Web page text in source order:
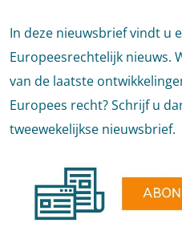
In deze nieuwsbrief vindt u
Europeesrechtelijk nieuws.
van de laatste
Europees recht? Schrijf u
tweewekelijkse nieuwsbrief.